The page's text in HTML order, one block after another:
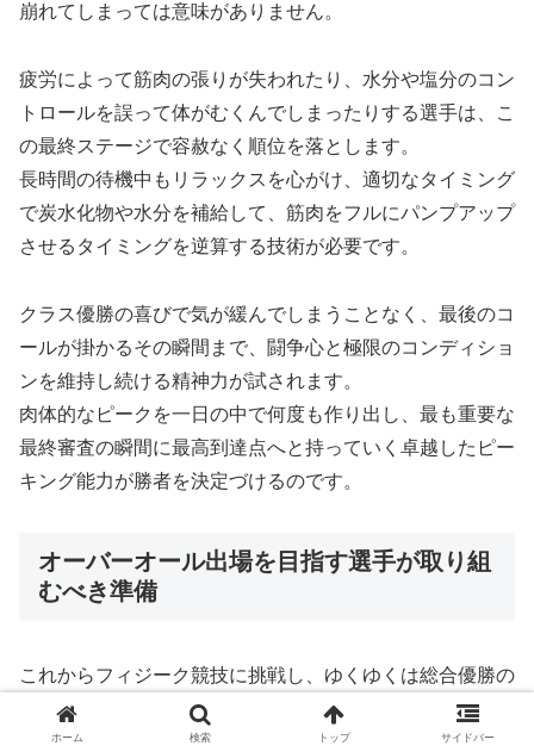
崩れてしまっては意味がありません。
疲労によって筋肉の張りが失われたり、水分や塩分のコン
トロールを誤って体がむくんでしまったりする選手は、こ
の最終ステージで容赦なく順位を落とします。
長時間の待機中もリラックスを心がけ、適切なタイミング
で炭水化物や水分を補給して、筋肉をフルにパンプアップ
させるタイミングを逆算する技術が必要です。
クラス優勝の喜びで気が緩んでしまうことなく、最後のコ
ールが掛かるその瞬間まで、闘争心と極限のコンディショ
ンを維持し続ける精神力が試されます。
肉体的なピークを一日の中で何度も作り出し、最も重要な
最終審査の瞬間に最高到達点へと持っていく卓越したピー
キング能力が勝者を決定づけるのです。
オーバーオール出場を目指す選手が取り組
むべき準備
これからフィジーク競技に挑戦し、ゆくゆくは総合優勝の
タイトルを手にしたいと考えている選手は、どのような準
備を進めていくべきでしょうか。
ホーム 検索 トップ サイドバー